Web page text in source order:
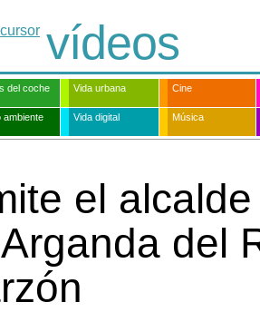
vídeos
del coche Vida urbana Cine
ambiente Vida digital Música
el
del